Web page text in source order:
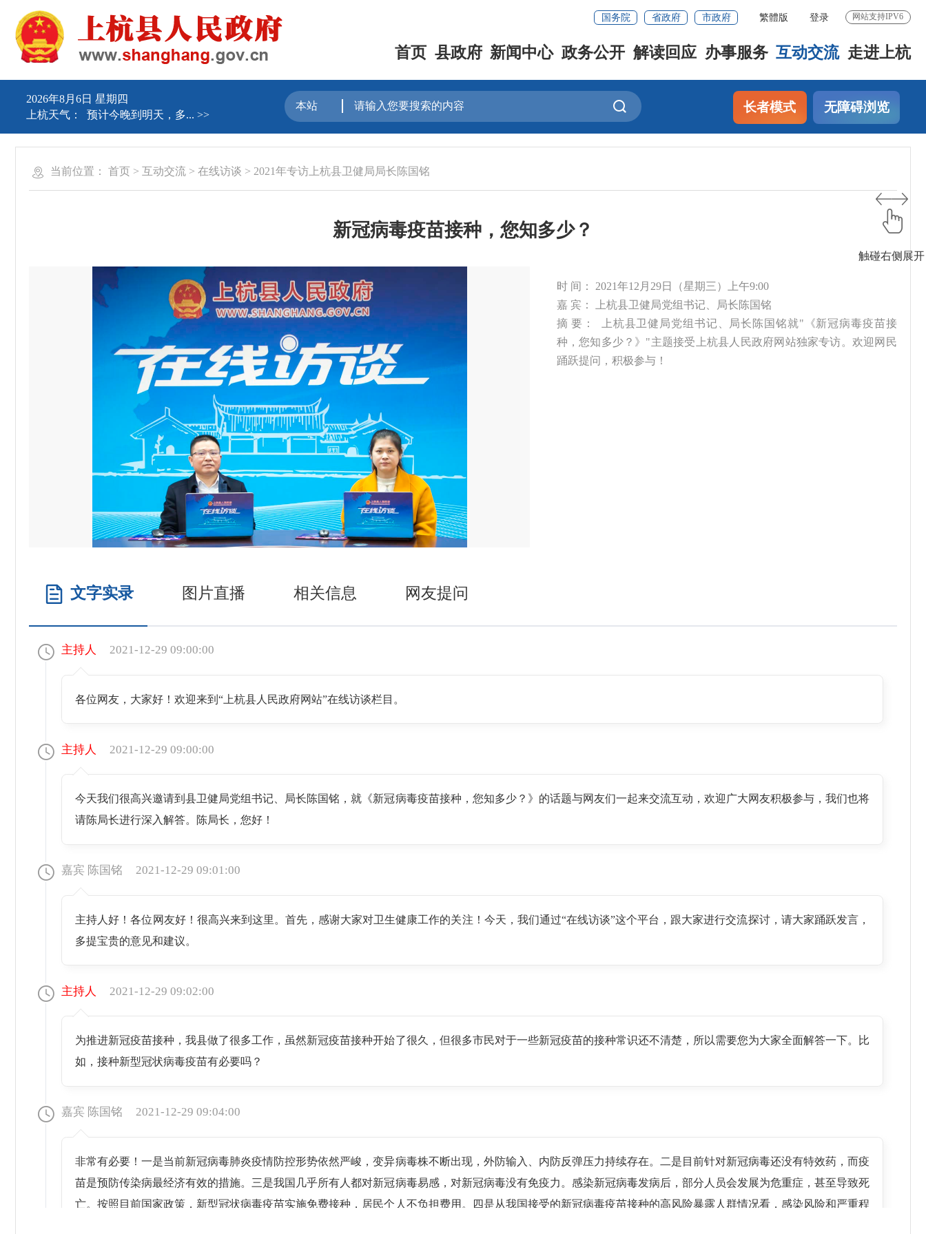
国务院 省政府 市政府 繁體版 登录 网站支持IPV6
首页 县政府 新闻中心 政务公开 解读回应 办事服务 互动交流 走进上杭
2026年8月6日 星期四
上杭天气：
预计今晚到明天，多... >>
长者模式 无障碍浏览
当前位置： 首页 > 互动交流 > 在线访谈 > 2021年专访上杭县卫健局局长陈国铭
新冠病毒疫苗接种，您知多少？
时 间： 2021年12月29日（星期三）上午9:00
嘉 宾： 上杭县卫健局党组书记、局长陈国铭
摘 要： 上杭县卫健局党组书记、局长陈国铭就"《新冠病毒疫苗接
种，您知多少？》"主题接受上杭县人民政府网站独家专访。欢迎网民
踊跃提问，积极参与！
文字实录 图片直播 相关信息 网友提问
主持人 2021-12-29 09:00:00
各位网友，大家好！欢迎来到“上杭县人民政府网站”在线访谈栏目。
主持人 2021-12-29 09:00:00
今天我们很高兴邀请到县卫健局党组书记、局长陈国铭，就《新冠病毒疫苗接种，您知多少？》的话题与网友们一起来交流互动，欢迎广大网友积极参与，我们也将
请陈局长进行深入解答。陈局长，您好！
嘉宾 陈国铭 2021-12-29 09:01:00
主持人好！各位网友好！很高兴来到这里。首先，感谢大家对卫生健康工作的关注！今天，我们通过“在线访谈”这个平台，跟大家进行交流探讨，请大家踊跃发言，
多提宝贵的意见和建议。
主持人 2021-12-29 09:02:00
为推进新冠疫苗接种，我县做了很多工作，虽然新冠疫苗接种开始了很久，但很多市民对于一些新冠疫苗的接种常识还不清楚，所以需要您为大家全面解答一下。比
如，接种新型冠状病毒疫苗有必要吗？
嘉宾 陈国铭 2021-12-29 09:04:00
非常有必要！一是当前新冠病毒肺炎疫情防控形势依然严峻，变异病毒株不断出现，外防输入、内防反弹压力持续存在。二是目前针对新冠病毒还没有特效药，而疫
苗是预防传染病最经济有效的措施。三是我国几乎所有人都对新冠病毒易感，对新冠病毒没有免疫力。感染新冠病毒发病后，部分人员会发展为危重症，甚至导致死
亡。按照目前国家政策，新型冠状病毒疫苗实施免费接种，居民个人不负担费用。四是从我国接受的新冠病毒疫苗接种的高风险暴露人群情况看，感染风险和严重程
触碰右侧展开